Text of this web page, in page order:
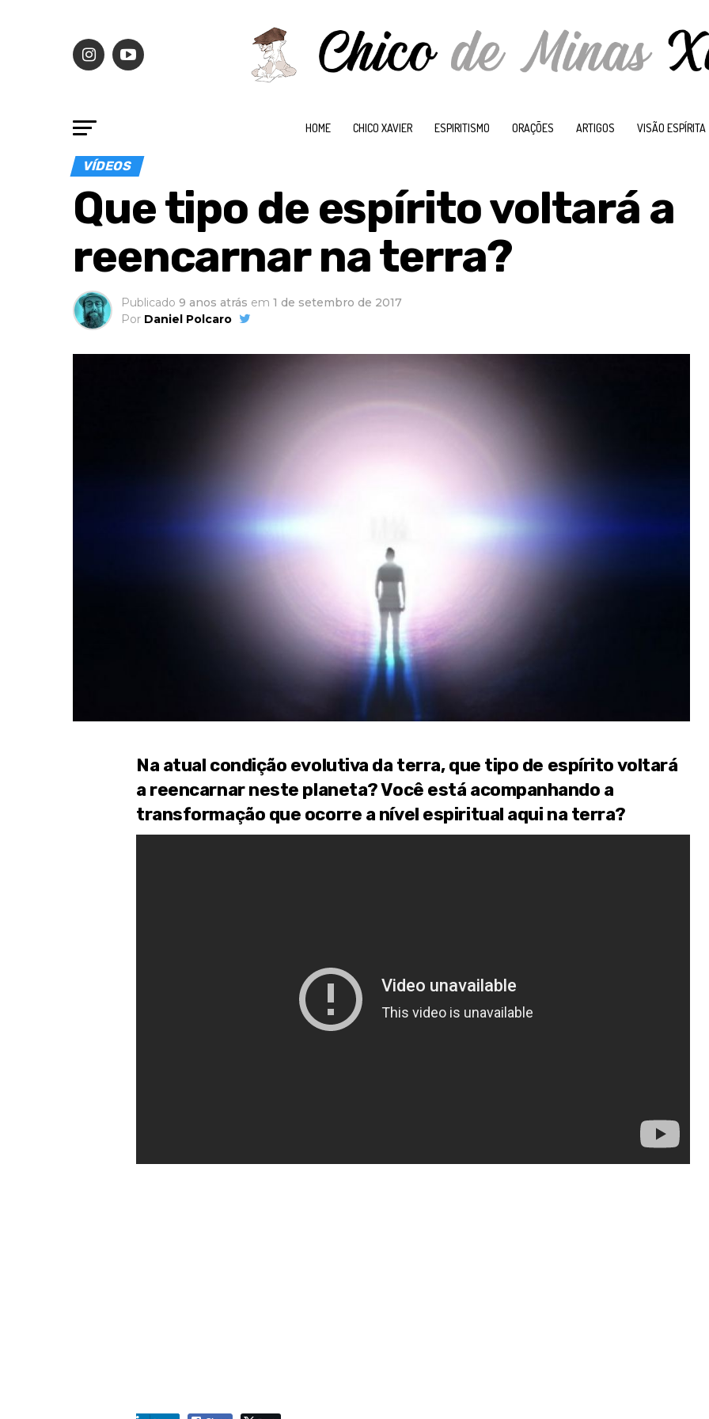
HOME CHICO XAVIER ESPIRITISMO ORAÇÕES ARTIGOS VISÃO ESPÍRITA
VÍDEOS
Que tipo de espírito voltará a
reencarnar na terra?
Publicado 9 anos atrás em 1 de setembro de 2017
Por Daniel Polcaro
Na atual condição evolutiva da terra, que tipo de espírito voltará
a reencarnar neste planeta? Você está acompanhando a
transformação que ocorre a nível espiritual aqui na terra?